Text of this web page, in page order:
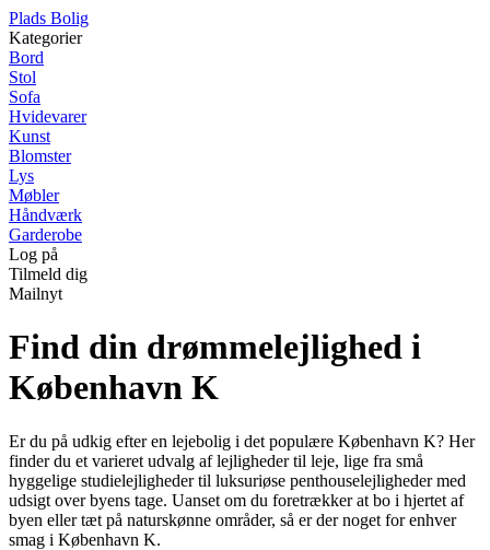
Plads Bolig
Kategorier
Bord
Stol
Sofa
Hvidevarer
Kunst
Blomster
Lys
Møbler
Håndværk
Garderobe
Log på
Tilmeld dig
Mailnyt
Find din drømmelejlighed i
København K
Er du på udkig efter en lejebolig i det populære København K? Her
finder du et varieret udvalg af lejligheder til leje, lige fra små
hyggelige studielejligheder til luksuriøse penthouselejligheder med
udsigt over byens tage. Uanset om du foretrækker at bo i hjertet af
byen eller tæt på naturskønne områder, så er der noget for enhver
smag i København K.